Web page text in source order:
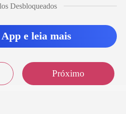
Desbloqueados
e leia mais
Próximo